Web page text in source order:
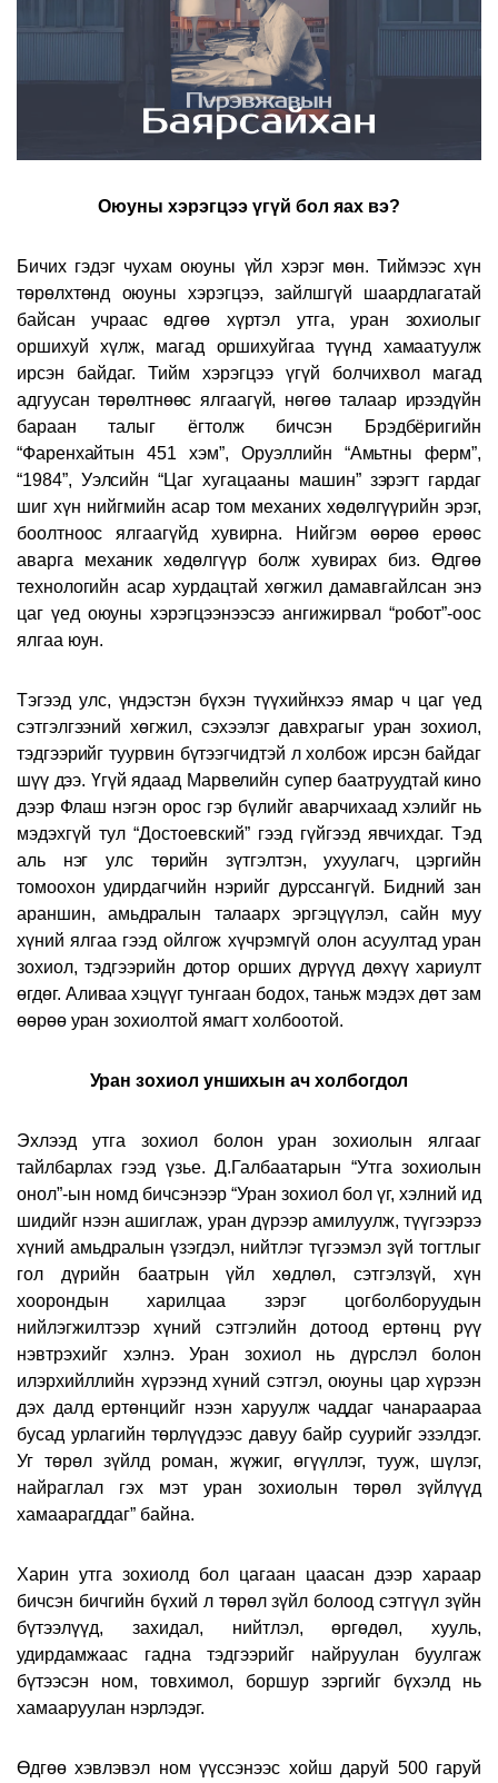
Оюуны хэрэгцээ үгүй бол яах вэ?
Бичих гэдэг чухам оюуны үйл хэрэг мөн. Тиймээс хүн
төрөлхтөнд оюуны хэрэгцээ, зайлшгүй шаардлагатай
байсан учраас өдгөө хүртэл утга, уран зохиолыг
оршихуй хүлж, магад оршихуйгаа түүнд хамаатуулж
ирсэн байдаг. Тийм хэрэгцээ үгүй болчихвол магад
адгуусан төрөлтнөөс ялгаагүй, нөгөө талаар ирээдүйн
бараан талыг ёгтолж бичсэн Брэдбёригийн
“Фаренхайтын 451 хэм”, Оруэллийн “Амьтны ферм”,
“1984”, Уэлсийн “Цаг хугацааны машин” зэрэгт гардаг
шиг хүн нийгмийн асар том механих хөдөлгүүрийн эрэг,
боолтноос ялгаагүйд хувирна. Нийгэм өөрөө ерөөс
аварга механик хөдөлгүүр болж хувирах биз. Өдгөө
технологийн асар хурдацтай хөгжил дамавгайлсан энэ
цаг үед оюуны хэрэгцээнээсээ ангижирвал “робот”-оос
ялгаа юун.
Тэгээд улс, үндэстэн бүхэн түүхийнхээ ямар ч цаг үед
сэтгэлгээний хөгжил, сэхээлэг давхрагыг уран зохиол,
тэдгээрийг туурвин бүтээгчидтэй л холбож ирсэн байдаг
шүү дээ. Үгүй ядаад Марвелийн супер баатруудтай кино
дээр Флаш нэгэн орос гэр бүлийг аварчихаад хэлийг нь
мэдэхгүй тул “Достоевский” гээд гүйгээд явчихдаг. Тэд
аль нэг улс төрийн зүтгэлтэн, ухуулагч, цэргийн
томоохон удирдагчийн нэрийг дурссангүй. Бидний зан
араншин, амьдралын талаарх эргэцүүлэл, сайн муу
хүний ялгаа гээд ойлгож хүчрэмгүй олон асуултад уран
зохиол, тэдгээрийн дотор орших дүрүүд дөхүү хариулт
өгдөг. Аливаа хэцүүг тунгаан бодох, таньж мэдэх дөт зам
өөрөө уран зохиолтой ямагт холбоотой.
Уран зохиол уншихын ач холбогдол
Эхлээд утга зохиол болон уран зохиолын ялгааг
тайлбарлах гээд үзье. Д.Галбаатарын “Утга зохиолын
онол”-ын номд бичсэнээр “Уран зохиол бол үг, хэлний ид
шидийг нээн ашиглаж, уран дүрээр амилуулж, түүгээрээ
хүний амьдралын үзэгдэл, нийтлэг түгээмэл зүй тогтлыг
гол дүрийн баатрын үйл хөдлөл, сэтгэлзүй, хүн
хоорондын харилцаа зэрэг цогболборуудын
нийлэгжилтээр хүний сэтгэлийн дотоод ертөнц рүү
нэвтрэхийг хэлнэ. Уран зохиол нь дүрслэл болон
илэрхийллийн хүрээнд хүний сэтгэл, оюуны цар хүрээн
дэх далд ертөнцийг нээн харуулж чаддаг чанараараа
бусад урлагийн төрлүүдээс давуу байр суурийг эзэлдэг.
Уг төрөл зүйлд роман, жүжиг, өгүүллэг, тууж, шүлэг,
найраглал гэх мэт уран зохиолын төрөл зүйлүүд
хамаарагддаг” байна.
Харин утга зохиолд бол цагаан цаасан дээр хараар
бичсэн бичгийн бүхий л төрөл зүйл болоод сэтгүүл зүйн
бүтээлүүд, захидал, нийтлэл, өргөдөл, хууль,
удирдамжаас гадна тэдгээрийг найруулан буулгаж
бүтээсэн ном, товхимол, боршур зэргийг бүхэлд нь
хамааруулан нэрлэдэг.
Өдгөө хэвлэвэл ном үүссэнээс хойш даруй 500 гаруй